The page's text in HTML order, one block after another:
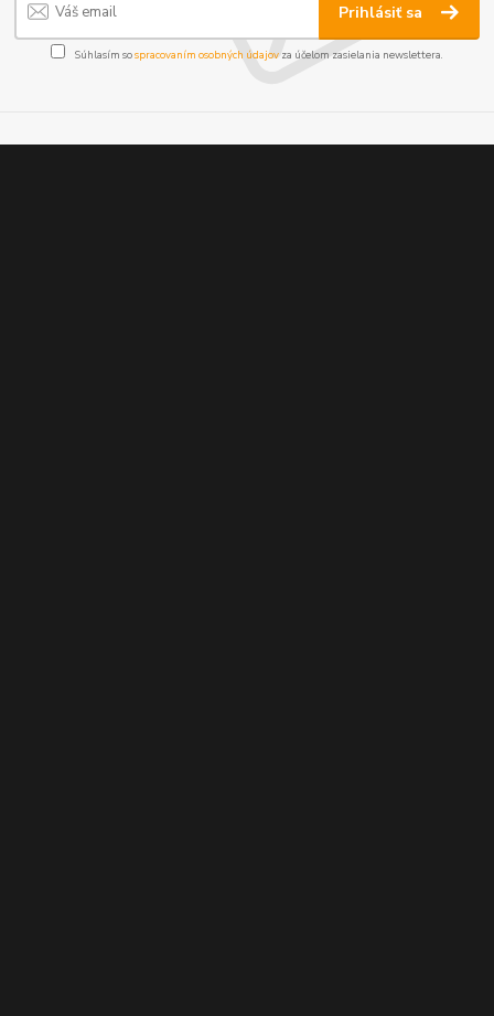
Prihlásiť sa
Súhlasím sospracovaním osobných údajov za účelom zasielania newslettera.